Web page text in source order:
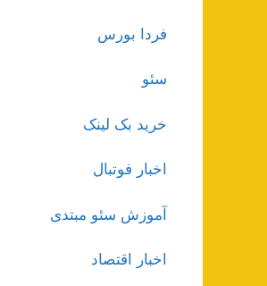
فردا بورس
سئو
خرید بک لینک
اخبار فوتبال
آموزش سئو مبتدی
اخبار اقتصاد